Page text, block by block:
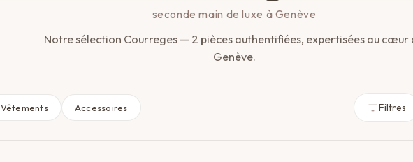
seconde main de luxe à Genève
Notre sélection Courreges — 2 pièces authentifiées, expertisées au cœur
Genève.
Vêtements Accessoires Filtres